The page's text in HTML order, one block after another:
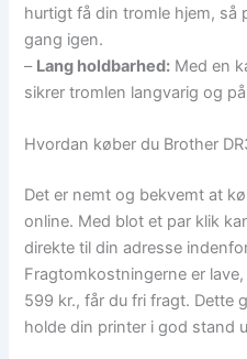
hurtigt få din tromle hjem, så
gang igen.
– Lang holdbarhed: Med en
sikrer tromlen langvarig og
Hvordan køber du Brother
Det er nemt og bekvemt at
online. Med blot et par klik
direkte til din adresse
Fragtomkostningerne er
599 kr., får du fri fragt. Dette
holde din printer i god stand